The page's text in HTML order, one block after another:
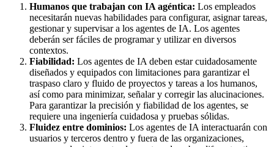
Humanos que trabajan con IA agéntica: Los empleados
necesitarán nuevas habilidades para configurar, asignar tareas,
gestionar y supervisar a los agentes de IA. Los agentes
deberán ser fáciles de programar y utilizar en diversos
contextos.
Fiabilidad: Los agentes de IA deben estar cuidadosamente
diseñados y equipados con limitaciones para garantizar el
traspaso claro y fluido de proyectos y tareas a los humanos,
así como para minimizar, señalar y corregir las alucinaciones.
Para garantizar la precisión y fiabilidad de los agentes, se
requiere una ingeniería cuidadosa y pruebas sólidas.
Fluidez entre dominios: Los agentes de IA interactuarán con
usuarios y terceros dentro y fuera de las organizaciones,